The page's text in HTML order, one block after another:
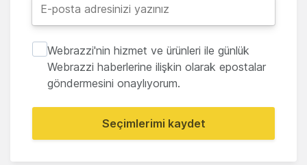
Webrazzi'nin hizmet ve ürünleri ile günlük
Webrazzi haberlerine ilişkin olarak epostalar
göndermesini onaylıyorum.
Seçimlerimi kaydet